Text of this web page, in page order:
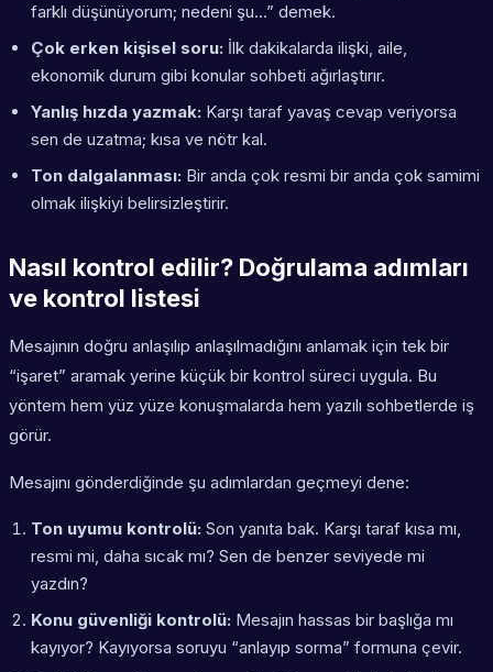
farklı düşünüyorum; nedeni şu…” demek.
Çok erken kişisel soru: İlk dakikalarda ilişki, aile,
ekonomik durum gibi konular sohbeti ağırlaştırır.
Yanlış hızda yazmak: Karşı taraf yavaş cevap veriyorsa
sen de uzatma; kısa ve nötr kal.
Ton dalgalanması: Bir anda çok resmi bir anda çok samimi
olmak ilişkiyi belirsizleştirir.
Nasıl kontrol edilir? Doğrulama adımları
ve kontrol listesi
Mesajının doğru anlaşılıp anlaşılmadığını anlamak için tek bir
“işaret” aramak yerine küçük bir kontrol süreci uygula. Bu
yöntem hem yüz yüze konuşmalarda hem yazılı sohbetlerde iş
görür.
Mesajını gönderdiğinde şu adımlardan geçmeyi dene:
Ton uyumu kontrolü: Son yanıta bak. Karşı taraf kısa mı,
resmi mi, daha sıcak mı? Sen de benzer seviyede mi
yazdın?
Konu güvenliği kontrolü: Mesajın hassas bir başlığa mı
kayıyor? Kayıyorsa soruyu “anlayıp sorma” formuna çevir.